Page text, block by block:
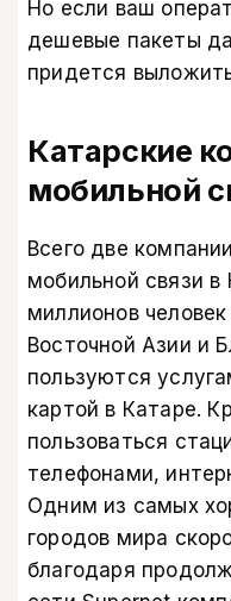
Но если ваш
дешевые пакеты
придется
Катарские
мобильной
Всего две
мобильной связи в
миллионов
Восточной Азии и
пользуются
картой в Катаре.
пользоваться
телефонами,
Одним из самых
городов мира
благодаря